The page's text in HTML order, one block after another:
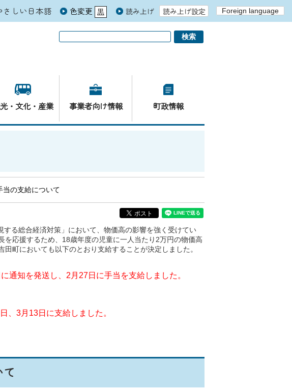
さしい日本語 色変更 黒
青
白 読み上げ 読み上げ設定 Foreign language
・文化・産業 事業者向け情報 町政情報
当の支給について
る総合経済対策」において、 物価高の影響を強く受けてい
を応援するため、18歳年度の児童に一人当たり2万円の物価高
町においても以下のとおり支給することが決定しました。
通知を発送し、2月27日に手当を支給しました。
、3月13日に支給しました。